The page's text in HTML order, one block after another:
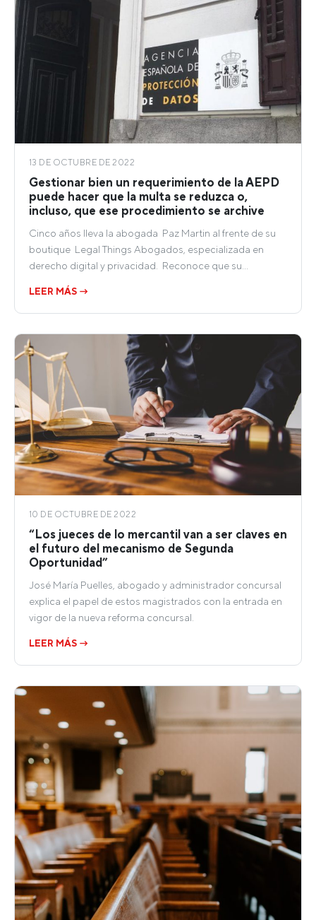
13 DE OCTUBRE DE 2022
Gestionar bien un requerimiento de la AEPD
puede hacer que la multa se reduzca o,
incluso, que ese procedimiento se archive
Cinco años lleva la abogada Paz Martin al frente de su
boutique Legal Things Abogados, especializada en
derecho digital y privacidad. Reconoce que su…
LEER MÁS →
10 DE OCTUBRE DE 2022
“Los jueces de lo mercantil van a ser claves en
el futuro del mecanismo de Segunda
Oportunidad”
José María Puelles, abogado y administrador concursal
explica el papel de estos magistrados con la entrada en
vigor de la nueva reforma concursal.
LEER MÁS →